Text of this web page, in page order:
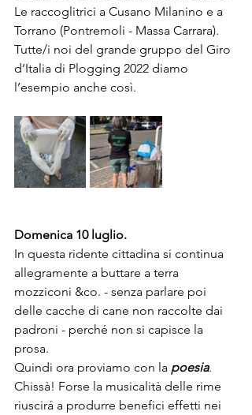
Le raccoglitrici a Cusano Milanino e a
Torrano (Pontremoli - Massa Carrara).
Tutte/i noi del grande gruppo del Giro
d’Italia di Plogging 2022 diamo
l’esempio anche così.
Domenica 10 luglio.
In questa ridente cittadina si continua
allegramente a buttare a terra
mozziconi &co. - senza parlare poi
delle cacche di cane non raccolte dai
padroni - perché non si capisce la
prosa.
Quindi ora proviamo con la poesia.
Chissà! Forse la musicalità delle rime
riuscirá a produrre benefici effetti nei